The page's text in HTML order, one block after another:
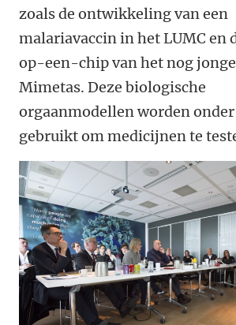
zoals de ontwikkeling van een
malariavaccin in het LUMC en
op-een-chip van het nog
Mimetas. Deze biologische
orgaanmodellen worden
gebruikt om medicijnen te